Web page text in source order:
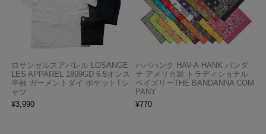
ロサンゼルスアパレル LOSANGE
LES APPAREL 1809GD 6.5オンス
半袖 ガーメントダイ ポケットTシ
ャツ
¥3,990
ハバハンク HAV-A-HANK バンダ
ナ アメリカ製 トラディショナル
ペイズリーTHE BANDANNA COM
PANY
¥770